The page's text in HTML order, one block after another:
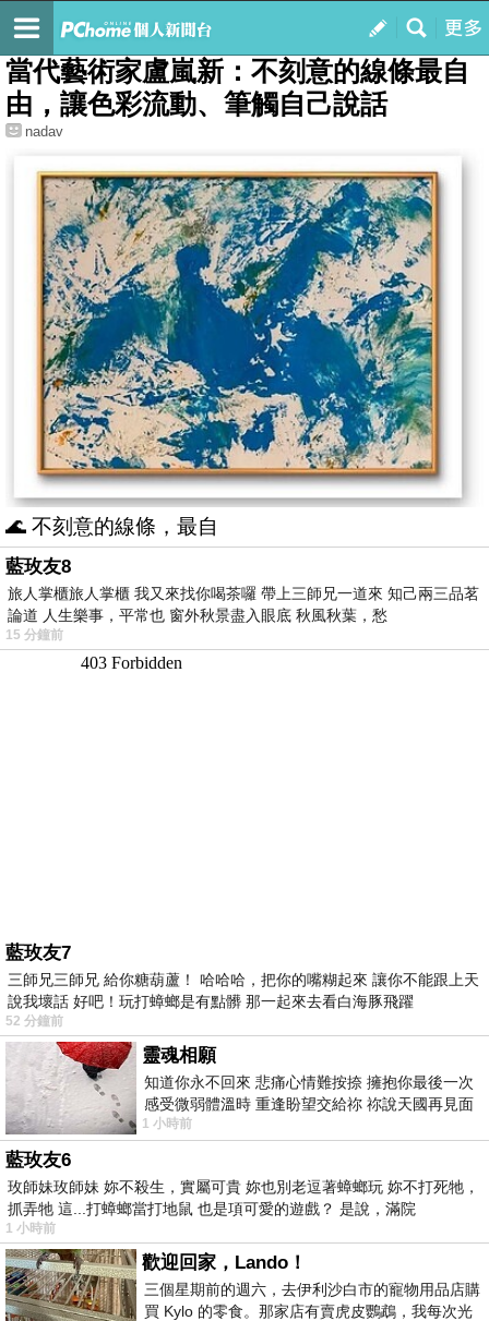
我的
最新文章
當代藝術家盧嵐新：不刻意的線條最自
由，讓色彩流動、筆觸自己說話
nadav
🌊 不刻意的線條，最自
藍玫友8
旅人掌櫃旅人掌櫃 我又來找你喝茶囉 帶上三師兄一道來 知己兩三品茗
論道 人生樂事，平常也 窗外秋景盡入眼底 秋風秋葉，愁
15 分鐘前
藍玫友7
三師兄三師兄 給你糖葫蘆！ 哈哈哈，把你的嘴糊起來 讓你不能跟上天
說我壞話 好吧！玩打蟑螂是有點髒 那一起來去看白海豚飛躍
52 分鐘前
靈魂相願
知道你永不回來 悲痛心情難按捺 擁抱你最後一次
感受微弱體溫時 重逢盼望交給祢 祢說天國再見面
此刻忍淚說別離 他日靈魂再
1 小時前
藍玫友6
玫師妹玫師妹 妳不殺生，實屬可貴 妳也別老逗著蟑螂玩 妳不打死牠，
抓弄牠 這...打蟑螂當打地鼠 也是項可愛的遊戲？ 是說，滿院
1 小時前
歡迎回家，Lando！
三個星期前的週六，去伊利沙白市的寵物用品店購
買 Kylo 的零食。那家店有賣虎皮鸚鵡，我每次光